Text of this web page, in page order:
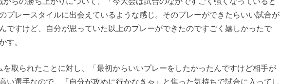
プレースタイルに出会えているような感じ。そのプレーができたらいい試合が
ですけど、自分が思っていた以上のプレーができたのですごく嬉しかったで
す。
を取られたことに対し、「最初からいいプレーをしたかったんですけど相手が
い選手なので、『自分が攻めに行かなきゃ』と焦った気持ちで試合に入ってし